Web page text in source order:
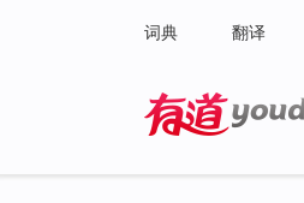
词典 翻译